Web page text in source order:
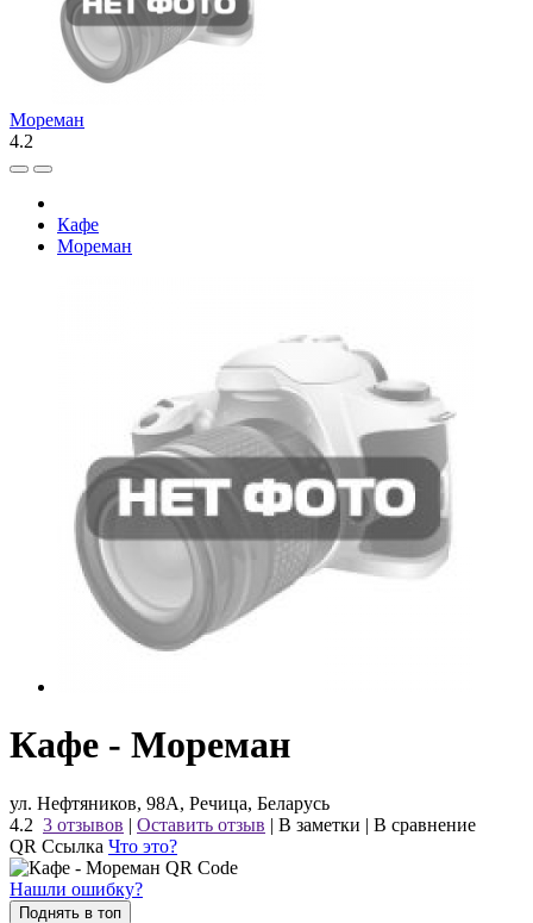
Мореман
4.2
Кафе
Мореман
Кафе - Мореман
ул. Нефтяников, 98А, Речица, Беларусь
4.2 3 отзывов | Оставить отзыв | В заметки | В сравнение
QR Ссылка Что это?
Нашли ошибку?
Поднять в топ